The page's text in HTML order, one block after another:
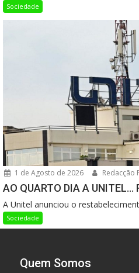
Sociedade
1 de Agosto de 2026 Redacção
AO QUARTO DIA A UNITEL…
A Unitel anunciou o
Sociedade
Quem Somos